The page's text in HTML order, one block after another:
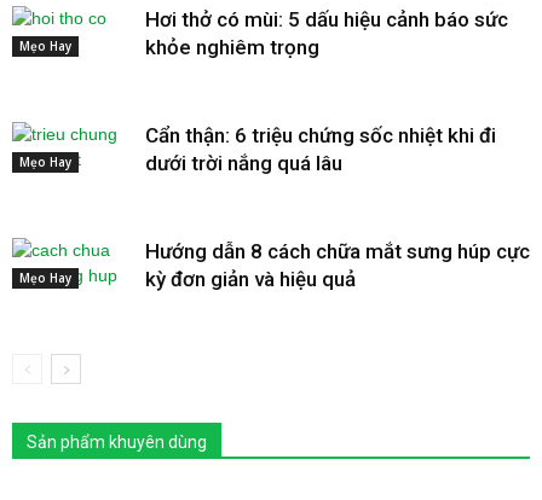
Mẹo Hay
Hơi thở có mùi: 5 dấu hiệu cảnh báo sức
khỏe nghiêm trọng
Mẹo Hay
Cẩn thận: 6 triệu chứng sốc nhiệt khi đi
dưới trời nắng quá lâu
Mẹo Hay
Hướng dẫn 8 cách chữa mắt sưng húp cực
kỳ đơn giản và hiệu quả
Sản phẩm khuyên dùng